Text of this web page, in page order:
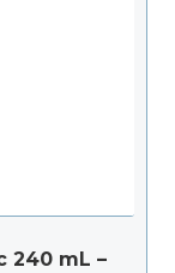
240 mL –